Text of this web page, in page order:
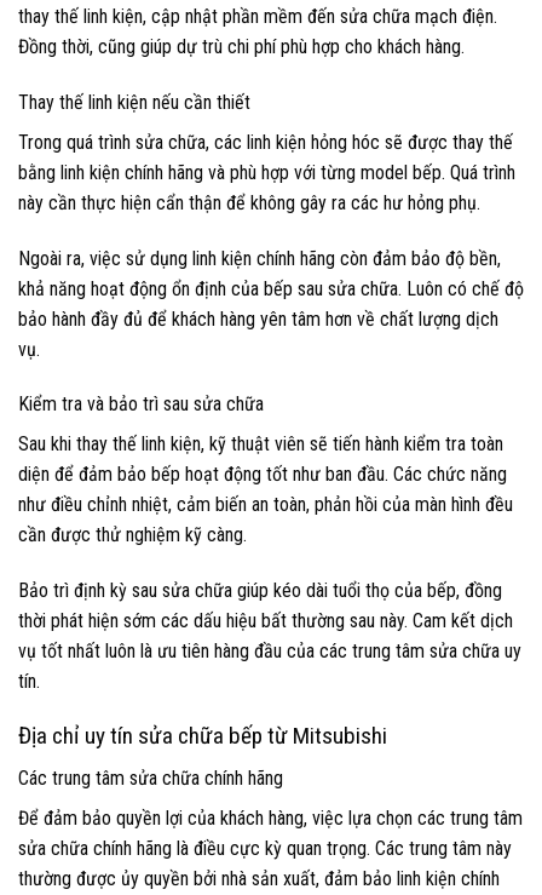
thay thế linh kiện, cập nhật phần mềm đến sửa chữa mạch điện.
Đồng thời, cũng giúp dự trù chi phí phù hợp cho khách hàng.
Thay thế linh kiện nếu cần thiết
Trong quá trình sửa chữa, các linh kiện hỏng hóc sẽ được thay thế
bằng linh kiện chính hãng và phù hợp với từng model bếp. Quá trình
này cần thực hiện cẩn thận để không gây ra các hư hỏng phụ.
Ngoài ra, việc sử dụng linh kiện chính hãng còn đảm bảo độ bền,
khả năng hoạt động ổn định của bếp sau sửa chữa. Luôn có chế độ
bảo hành đầy đủ để khách hàng yên tâm hơn về chất lượng dịch
vụ.
Kiểm tra và bảo trì sau sửa chữa
Sau khi thay thế linh kiện, kỹ thuật viên sẽ tiến hành kiểm tra toàn
diện để đảm bảo bếp hoạt động tốt như ban đầu. Các chức năng
như điều chỉnh nhiệt, cảm biến an toàn, phản hồi của màn hình đều
cần được thử nghiệm kỹ càng.
Bảo trì định kỳ sau sửa chữa giúp kéo dài tuổi thọ của bếp, đồng
thời phát hiện sớm các dấu hiệu bất thường sau này. Cam kết dịch
vụ tốt nhất luôn là ưu tiên hàng đầu của các trung tâm sửa chữa uy
tín.
Địa chỉ uy tín sửa chữa bếp từ Mitsubishi
Các trung tâm sửa chữa chính hãng
Để đảm bảo quyền lợi của khách hàng, việc lựa chọn các trung tâm
sửa chữa chính hãng là điều cực kỳ quan trọng. Các trung tâm này
thường được ủy quyền bởi nhà sản xuất, đảm bảo linh kiện chính